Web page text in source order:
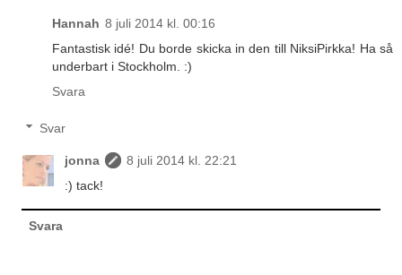
Hannah 8 juli 2014 kl. 00:16
Fantastisk idé! Du borde skicka in den till NiksiPirkka! Ha så
underbart i Stockholm. :)
Svara
Svar
jonna
8 juli 2014 kl. 22:21
:) tack!
Svara